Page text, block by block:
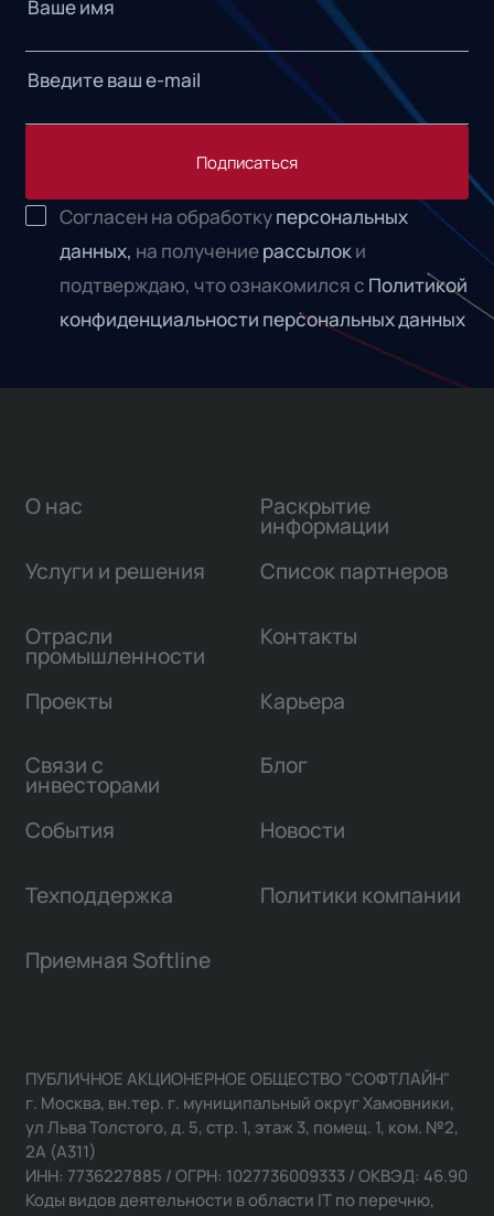
Подписаться
Согласен на обработкуперсональных
данных, на получениерассылоки
подтверждаю, что ознакомился с Политикой
конфиденциальности персональных данных
О нас
Услуги и решения
Отрасли
промышленности
Проекты
Связи с
инвесторами
Раскрытие
информации
Список партнеров
Контакты
Карьера
Блог
События Новости
Техподдержка Политики компании
Приемная Softline
ПУБЛИЧНОЕ АКЦИОНЕРНОЕ ОБЩЕСТВО "СОФТЛАЙН"
г. Москва, вн.тер. г. муниципальный округ Хамовники,
ул Льва Толстого, д. 5, стр. 1, этаж 3, помещ. 1, ком. №2,
2А (А311)
ИНН: 7736227885 / ОГРН: 1027736009333 / ОКВЭД: 46.90
Коды видов деятельности в области IT по перечню,